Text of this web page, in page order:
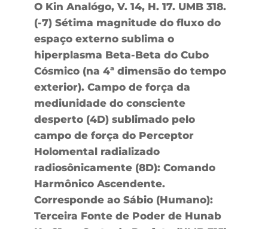
O Kin Analógo, V. 14, H. 17. UMB 318.
(-7) Sétima magnitude do fluxo do
espaço externo sublima o
hiperplasma Beta-Beta do Cubo
Cósmico (na 4ª dimensão do tempo
exterior). Campo de força da
mediunidade do consciente
desperto (4D) sublimado pelo
campo de força do Perceptor
Holomental radializado
radiosônicamente (8D): Comando
Harmônico Ascendente.
Corresponde ao Sábio (Humano):
Terceira Fonte de Poder de Hunab